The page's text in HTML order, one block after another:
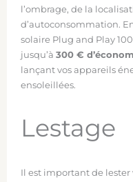
l’ombrage, de la
d’autoconsommation.
solaire Plug and Play
jusqu’à 300 €
lançant vos appareils
ensoleillées.
Lestage
Il est important de